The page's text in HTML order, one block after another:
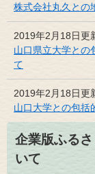
株式会社丸久との
2019年2月18日更
山口県立大学との
て
2019年2月18日更
山口大学との包括
企業版ふる
いて